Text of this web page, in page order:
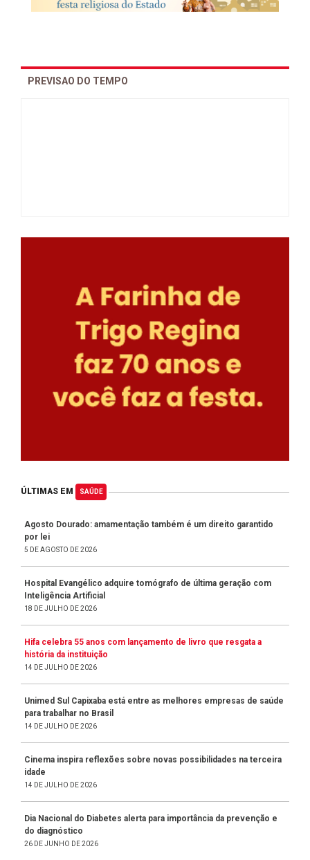
PREVISAO DO TEMPO
ÚLTIMAS EM SAÚDE
Agosto Dourado: amamentação também é um direito garantido
por lei
5 DE AGOSTO DE 2026
Hospital Evangélico adquire tomógrafo de última geração com
Inteligência Artificial
18 DE JULHO DE 2026
Hifa celebra 55 anos com lançamento de livro que resgata a
história da instituição
14 DE JULHO DE 2026
Unimed Sul Capixaba está entre as melhores empresas de saúde
para trabalhar no Brasil
14 DE JULHO DE 2026
Cinema inspira reflexões sobre novas possibilidades na terceira
idade
14 DE JULHO DE 2026
Dia Nacional do Diabetes alerta para importância da prevenção e
do diagnóstico
26 DE JUNHO DE 2026